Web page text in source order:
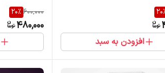
20
افزودن به سبد
600,000
20%
480,000